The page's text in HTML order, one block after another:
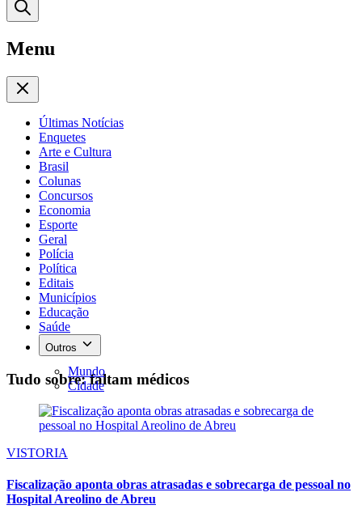
Menu
Últimas Notícias
Enquetes
Arte e Cultura
Brasil
Colunas
Concursos
Economia
Esporte
Geral
Polícia
Política
Editais
Municípios
Educação
Saúde
Outros
Mundo
Cidade
Tudo sobre: faltam médicos
VISTORIA
Fiscalização aponta obras atrasadas e sobrecarga de pessoal no
Hospital Areolino de Abreu